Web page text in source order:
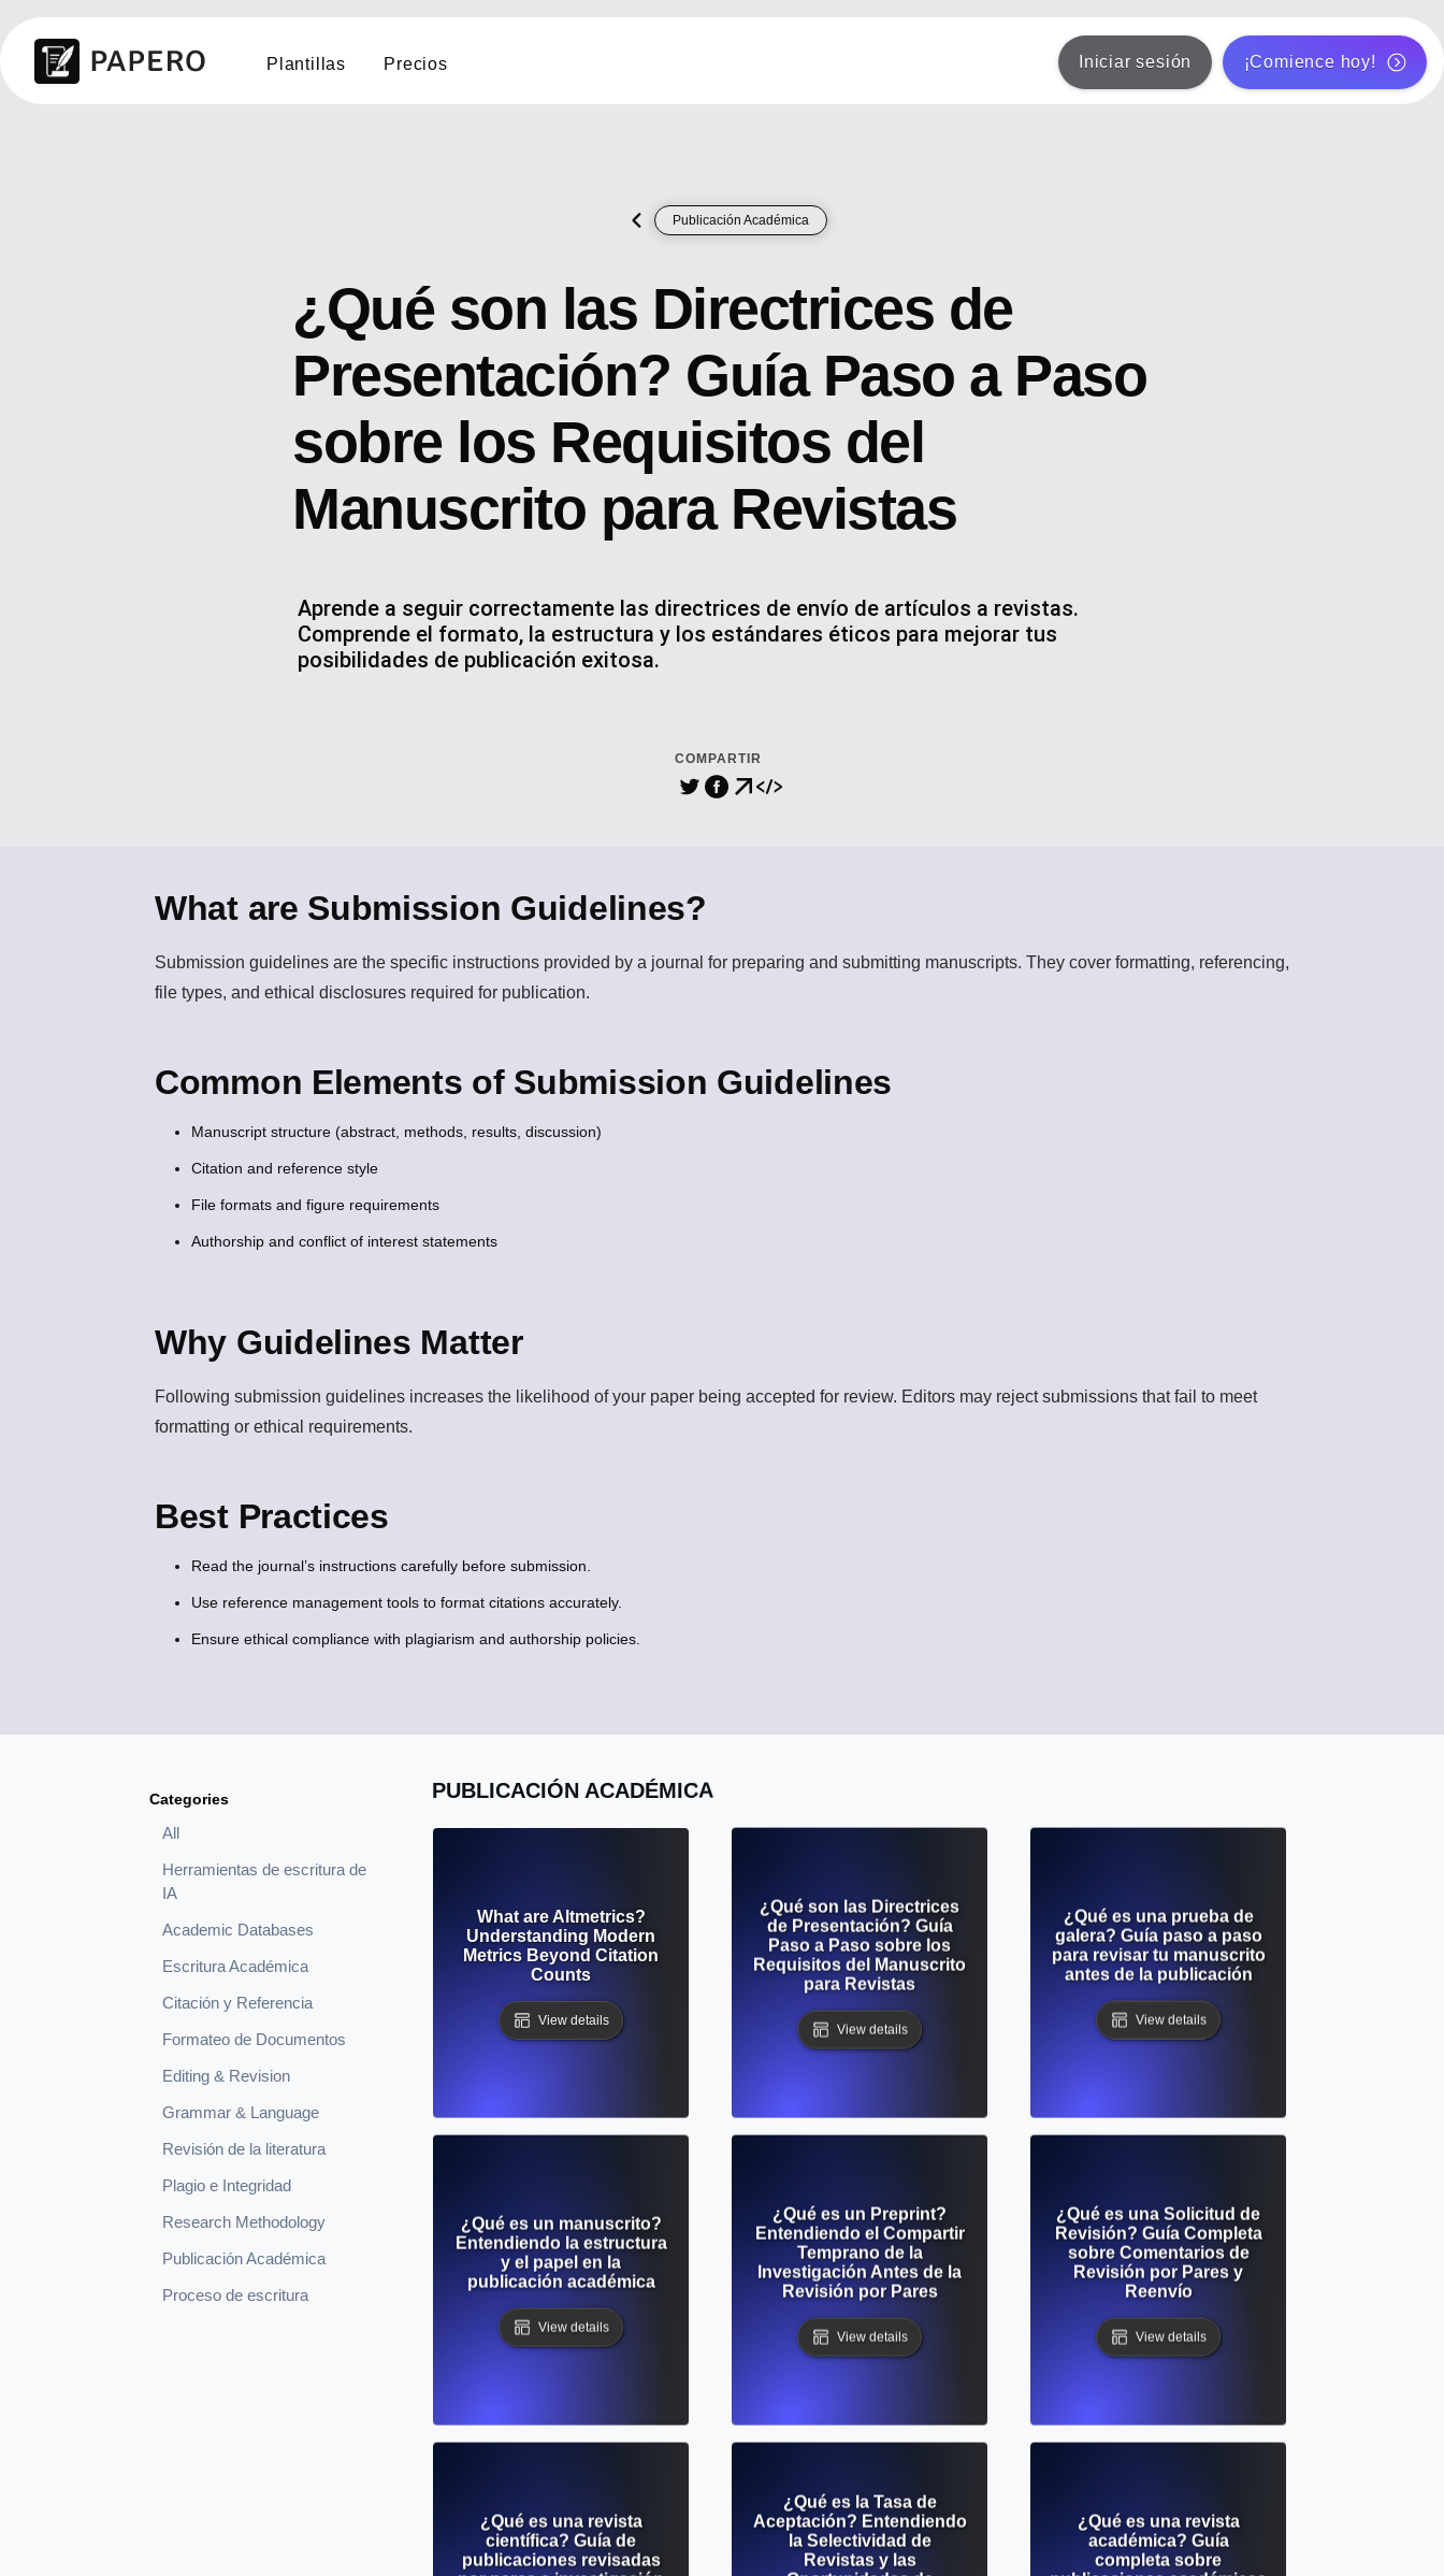
Plantillas Precios Iniciar sesión ¡Comience hoy!
Publicación Académica
¿Qué son las Directrices de
Presentación? Guía Paso a Paso
sobre los Requisitos del
Manuscrito para Revistas
Aprende a seguir correctamente las directrices de envío de artículos a revistas.
Comprende el formato, la estructura y los estándares éticos para mejorar tus
posibilidades de publicación exitosa.
COMPARTIR
What are Submission Guidelines?
Submission guidelines are the specific instructions provided by a journal for preparing and submitting manuscripts. They cover formatting, referencing,
file types, and ethical disclosures required for publication.
Common Elements of Submission Guidelines
Manuscript structure (abstract, methods, results, discussion)
Citation and reference style
File formats and figure requirements
Authorship and conflict of interest statements
Why Guidelines Matter
Following submission guidelines increases the likelihood of your paper being accepted for review. Editors may reject submissions that fail to meet
formatting or ethical requirements.
Best Practices
Read the journal’s instructions carefully before submission.
Use reference management tools to format citations accurately.
Ensure ethical compliance with plagiarism and authorship policies.
Categories
All
Herramientas de escritura de
IA
Academic Databases
Escritura Académica
Citación y Referencia
Formateo de Documentos
Editing & Revision
Grammar & Language
Revisión de la literatura
Plagio e Integridad
Research Methodology
Publicación Académica
Proceso de escritura
PUBLICACIÓN ACADÉMICA
What are Altmetrics?
Understanding Modern
Metrics Beyond Citation
Counts
View details
¿Qué son las Directrices
de Presentación? Guía
Paso a Paso sobre los
Requisitos del Manuscrito
para Revistas
View details
¿Qué es una prueba de
galera? Guía paso a paso
para revisar tu manuscrito
antes de la publicación
View details
¿Qué es un manuscrito?
Entendiendo la estructura
y el papel en la
publicación académica
View details
¿Qué es un Preprint?
Entendiendo el Compartir
Temprano de la
Investigación Antes de la
Revisión por Pares
View details
¿Qué es una Solicitud de
Revisión? Guía Completa
sobre Comentarios de
Revisión por Pares y
Reenvío
View details
¿Qué es una revista
científica? Guía de
publicaciones revisadas
¿Qué es la Tasa de
Aceptación? Entendiendo
la Selectividad de
Revistas y las
¿Qué es una revista
académica? Guía
completa sobre